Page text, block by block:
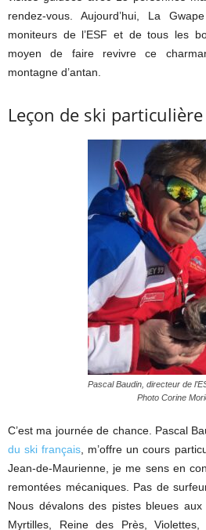
rendez-vous. Aujourd’hui, La
moniteurs de l’ESF et de tous les
moyen de faire revivre ce
montagne d’antan.
Leçon de ski particulière
Pascal Baudin, directeur de
Photo Corine
C’est ma journée de chance. Pascal
du ski français , m’offre un cours
Jean-de-Maurienne, je me sens en
remontées mécaniques. Pas de
Nous dévalons des pistes bleues
Myrtilles, Reine des Près, Violettes,